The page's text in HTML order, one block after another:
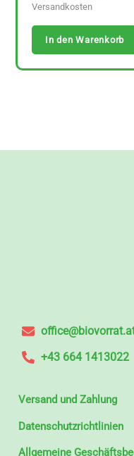
Versandkosten
In den Warenkorb
+43 664 1413022
Versand und Zahlung
Datenschutzrichtlinien
Allgemeine